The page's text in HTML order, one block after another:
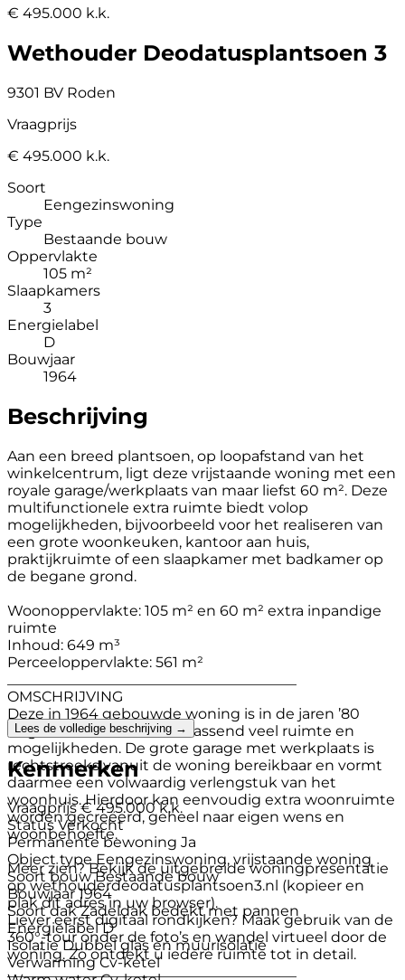
€ 495.000 k.k.
Wethouder Deodatusplantsoen 3
9301 BV Roden
Vraagprijs
€ 495.000 k.k.
Soort
Eengezinswoning
Type
Bestaande bouw
Oppervlakte
105 m²
Slaapkamers
3
Energielabel
D
Bouwjaar
1964
Beschrijving
Aan een breed plantsoen, op loopafstand van het
winkelcentrum, ligt deze vrijstaande woning met een
royale garage/werkplaats van maar liefst 60 m². Deze
multifunctionele extra ruimte biedt volop
mogelijkheden, bijvoorbeeld voor het realiseren van
een grote woonkeuken, kantoor aan huis,
praktijkruimte of een slaapkamer met badkamer op
de begane grond.
Woonoppervlakte: 105 m² en 60 m² extra inpandige
ruimte
Inhoud: 649 m³
Perceeloppervlakte: 561 m²
OMSCHRIJVING
Deze in 1964 gebouwde woning is in de jaren ’80
uitgebouwd en biedt verrassend veel ruimte en
mogelijkheden. De grote garage met werkplaats is
rechtstreeks vanuit de woning bereikbaar en vormt
daarmee een volwaardig verlengstuk van het
woonhuis. Hierdoor kan eenvoudig extra woonruimte
worden gecreëerd, geheel naar eigen wens en
woonbehoefte.
Meer zien? Bekijk de uitgebreide woningpresentatie
op wethouderdeodatusplantsoen3.nl (kopieer en
plak dit adres in uw browser).
Liever eerst digitaal rondkijken? Maak gebruik van de
360°-tour onder de foto’s en wandel virtueel door de
woning. Zo ontdekt u iedere ruimte tot in detail.
________________________________________
Lees de volledige beschrijving →
Kenmerken
Vraagprijs € 495.000 k.k.
Status Verkocht
Permanente bewoning Ja
Object type Eengezinswoning, vrijstaande woning
Soort bouw Bestaande bouw
Bouwjaar 1964
Soort dak Zadeldak bedekt met pannen
Energielabel D
Isolatie Dubbel glas en muurisolatie
Verwarming Cv-ketel